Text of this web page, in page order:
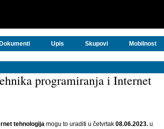
Dokumenti Upis Skupovi Mobilnost
programiranja i Internet
tehnologija mogu to uraditi u četvrtak 08.06.2023. u